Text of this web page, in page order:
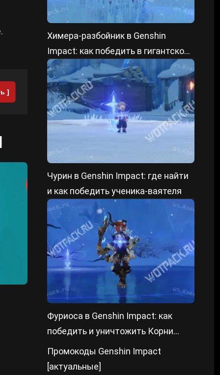
]
Химера-разбойник в Genshin
Impact: как победить в гигантской
форме и уменьшенном состоянии
Чурин в Genshin Impact: где найти
и как победить ученика-ваятеля
Фуриоса в Genshin Impact: как
победить и уничтожить Корни
преграды
Промокоды Genshin Impact
[актуальные]